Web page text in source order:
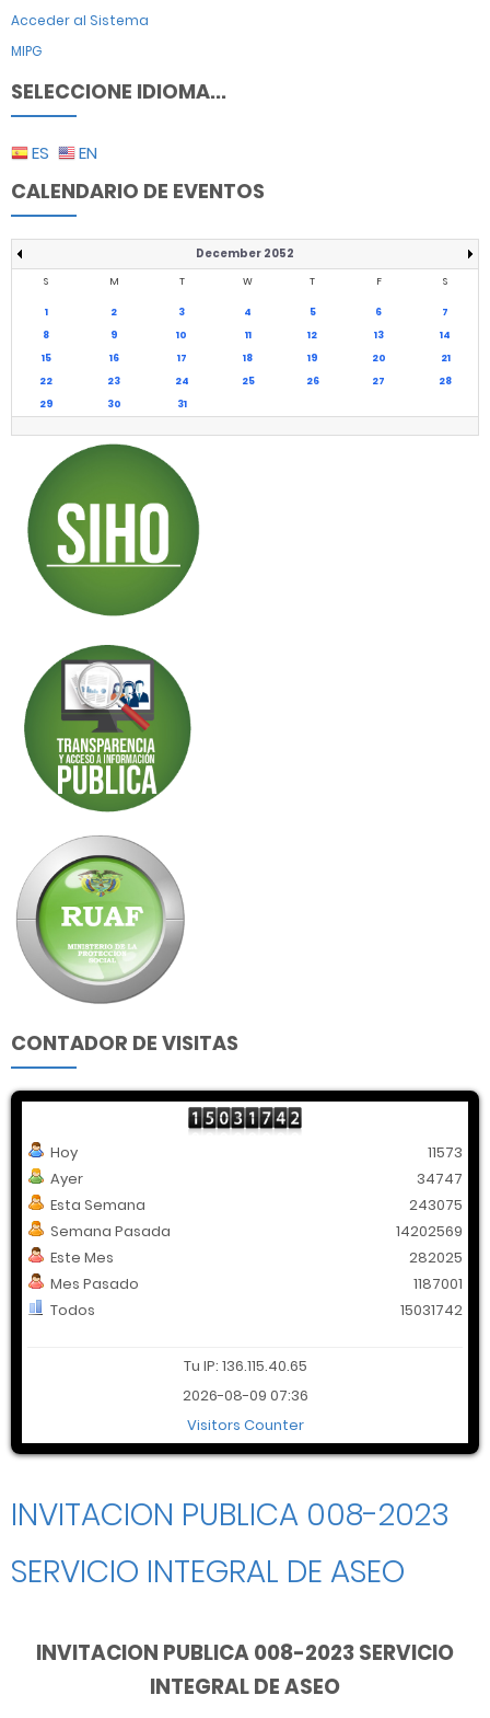
Acceder al Sistema
MIPG
SELECCIONE IDIOMA...
ES EN
CALENDARIO DE EVENTOS
December 2052
S M T W T F S
1 2 3 4 5 6
7
8
9 10 11 12 13
14
15
16 17 18 19 20
21
22
23 24 25 26 27
28
29
30 31
CONTADOR DE VISITAS
Hoy
Ayer
Esta Semana
Semana Pasada
Este Mes
Mes Pasado
Todos
11573
34747
243075
14202569
282025
1187001
15031742
Tu IP: 136.115.40.65
2026-08-09 07:36
Visitors Counter
INVITACION PUBLICA 008-2023
SERVICIO INTEGRAL DE ASEO
INVITACION PUBLICA 008-2023 SERVICIO
INTEGRAL DE ASEO